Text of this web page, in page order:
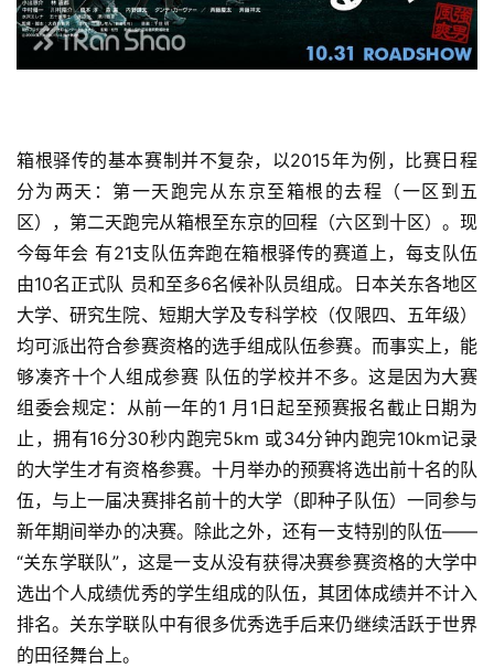
箱根驿传的基本赛制并不复杂，以2015年为例，比赛日程
分为两天：第一天跑完从东京至箱根的去程（一区到五
区）， 第二天跑完从箱根至东京的回程（六区到十区）。现
今每年会 有21支队伍奔跑在箱根驿传的赛道上，每支队伍
由10名正式队 员和至多6名候补队员组成。日本关东各地区
大学、研究生院、 短期大学及专科学校（仅限四、五年级）
均可派出符合参赛资格的选手组成队伍参赛。而事实上，能
够凑齐十个人组成参赛 队伍的学校并不多。这是因为大赛
组委会规定：从前一年的1 月1日起至预赛报名截止日期为
止，拥有16分30秒内跑完5km 或34分钟内跑完10km记录
的大学生才有资格参赛。十月举办的预赛将选出前十名的队
伍，与上一届决赛排名前十的大学（即种子队伍）一同参与
新年期间举办的决赛。除此之外，还有一支特别的队伍——
“关东学联队”，这是一支从没有获得决赛参赛资格的大学中
选出个人成绩优秀的学生组成的队伍，其团体成绩并不计入
排名。关东学联队中有很多优秀选手后来仍继续活跃于世界
的田径舞台上。